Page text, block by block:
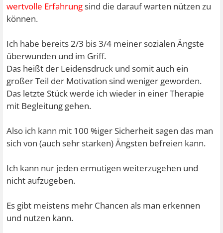
wertvolle Erfahrungsind die darauf warten nützen zu
können.
Ich habe bereits 2/3 bis 3/4 meiner sozialen Ängste
überwunden und im Griff.
Das heißt der Leidensdruck und somit auch ein
großer Teil der Motivation sind weniger geworden.
Das letzte Stück werde ich wieder in einer Therapie
mit Begleitung gehen.
Also ich kann mit 100 %iger Sicherheit sagen das man
sich von (auch sehr starken) Ängsten befreien kann.
Ich kann nur jeden ermutigen weiterzugehen und
nicht aufzugeben.
Es gibt meistens mehr Chancen als man erkennen
und nutzen kann.